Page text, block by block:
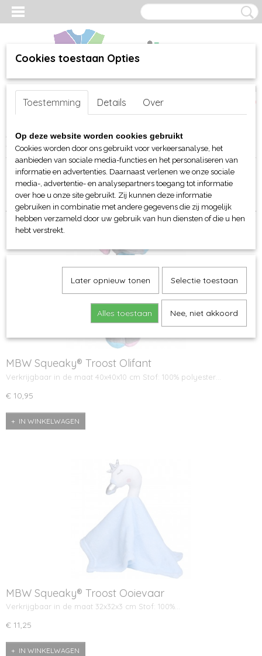
Inloggen Registreren
(0)
Home >webshop>Per merk >MBW Toys - Knuffels
Choice
Sorteer op:
MBW Squeaky® Troost Olifant
Verkrijgbaar in de maat 40x40x10 cm Stof: 100% polyester…
€ 10,95
IN WINKELWAGEN
MBW Squeaky® Troost Ooievaar
Verkrijgbaar in de maat 32x32x3 cm Stof: 100%…
€ 11,25
IN WINKELWAGEN
Cookies toestaan Opties
Toestemming Details Over
Op deze website worden cookies gebruikt
Cookies worden door ons gebruikt voor verkeersanalyse, het
aanbieden van sociale media-functies en het personaliseren van
informatie en advertenties. Daarnaast verlenen we onze sociale
media-, advertentie- en analysepartners toegang tot informatie
over hoe u onze site gebruikt. Zij kunnen deze informatie
gebruiken in combinatie met andere gegevens die zij mogelijk
hebben verzameld door uw gebruik van hun diensten of die u hen
hebt verstrekt.
Later opnieuw tonen Selectie toestaan
Alles toestaan Nee, niet akkoord